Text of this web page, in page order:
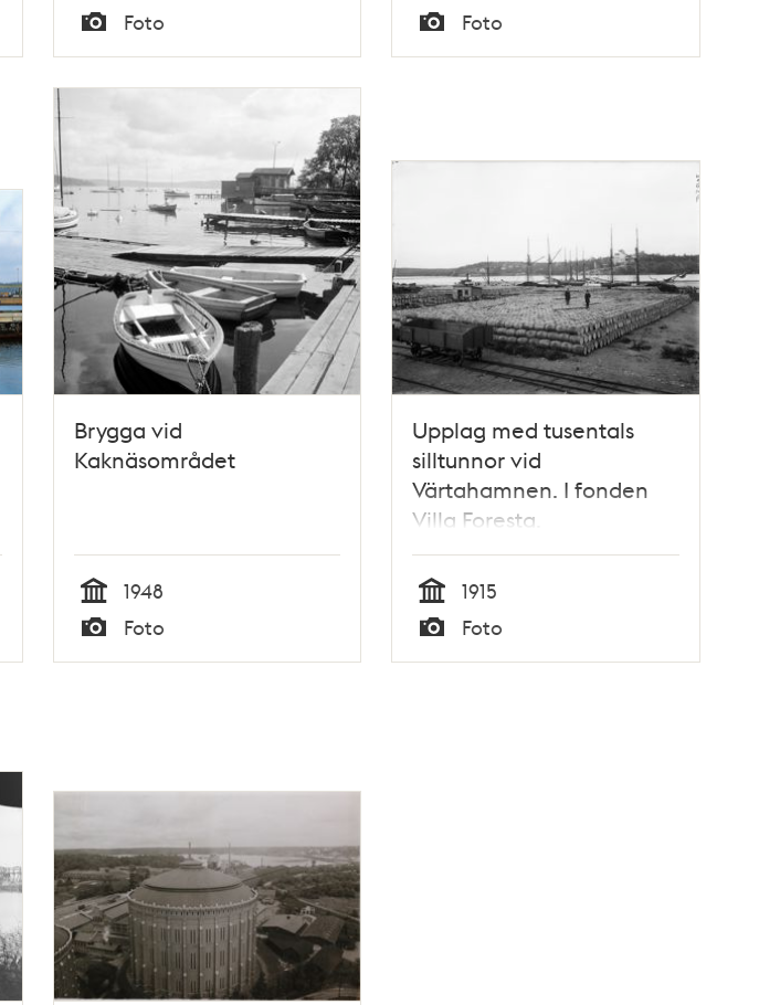
Tid
Typ
Foto Tid
Typ
Foto
Brygga vid
Kaknäsområdet
Tid
1948
Typ
Foto
Upplag med tusentals
silltunnor vid
Värtahamnen. I fonden
Villa Foresta.
Tid
1915
Typ
Foto